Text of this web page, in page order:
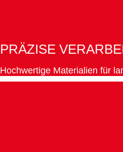
PRÄZISE
Hochwertige Materialien für